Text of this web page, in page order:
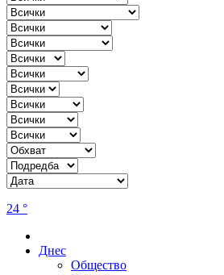
24 °
Днес
Общество